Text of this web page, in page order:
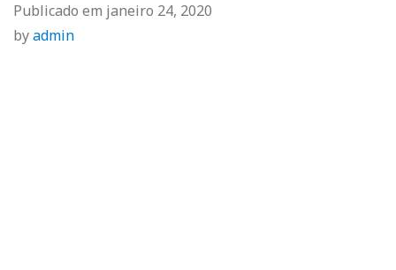
Publicado em janeiro 24, 2020
byadmin